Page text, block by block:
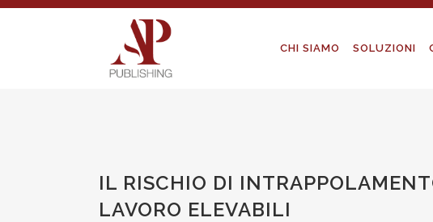
CHI SIAMO SOLUZIONI
IL RISCHIO DI
LAVORO ELEVABILI